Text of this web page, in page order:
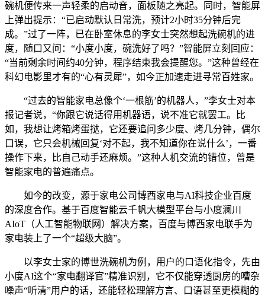
碗机便传来一声轻柔的启动音，面板随之亮起。同时，智能屏
上弹出提示：“已启动默认日常洗，预计2小时35分钟后完
成。”过了一阵，已在卧室休息的李女士突然想起洗碗机的进
度，随口又问：“小度小度，碗洗好了吗？”智能屏立刻回应：
“当前剩余时间约40分钟，程序结束我会提醒您。”这种曾经在
科幻电影里才有的“心有灵犀”，如今正加速走进寻常百姓家。
“过去的智能家电总像个‘一根筋’的机器人，”李女士对本
报记者说，“你跟它说话得用机器语，说不准它就罢工。比
如，我想让烤箱烤蛋挞，它还要追问多少度、烤几分钟，偶尔
口误，它只会机械回复‘对不起，我不知道你在说什么’，一番
操作下来，比自己动手还麻烦。”这种人机交流的错位，曾是
智能家电的普遍痛点。
如今的改变，源于家电公司博西家电与AI科技企业百度
的深度合作。基于百度智能云千帆大模型平台与小度澜川
AIoT（人工智能物联网）解决方案，百度与博西家电联手为
家电装上了一个“超级大脑”。
以李女士家的博世洗碗机为例，用户的口语化指令，先由
小度AI这个“家电翻译官”精准识别，它不仅能穿透厨房的嘈杂
噪声“听清”用户的话，还能轻松理解方言、口语甚至更模糊的